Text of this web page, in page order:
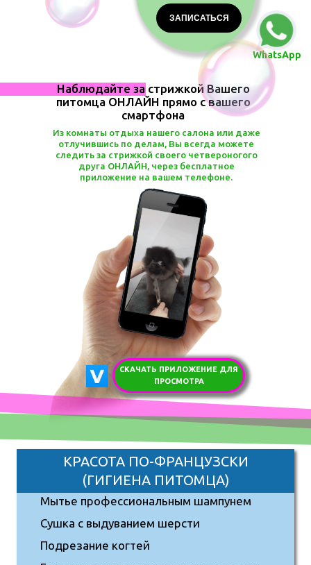
ЗАПИСАТЬСЯ
WhatsApp
Наблюдайте за стрижкой Вашего
питомца ОНЛАЙН прямо с вашего
смартфона
Из комнаты отдыха нашего салона или даже
отлучившись по делам, Вы всегда можете
следить за стрижкой своего четвероногого
друга ОНЛАЙН, через бесплатное
приложение на вашем телефоне.
СКАЧАТЬ ПРИЛОЖЕНИЕ ДЛЯ
ПРОСМОТРА
КРАСОТА ПО-ФРАНЦУЗСКИ
(ГИГИЕНА ПИТОМЦА)
Мытье профессиональным шампунем
Сушка с выдуванием шерсти
Подрезание когтей